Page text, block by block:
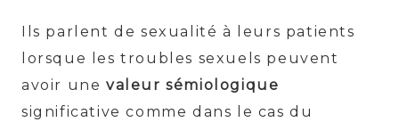
Ils parlent de sexualité à leurs patients
lorsque les troubles sexuels peuvent
avoir une valeur sémiologique
significative comme dans le cas du